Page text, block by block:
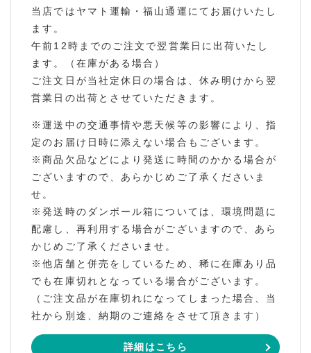
当店ではヤマト運輸・福山通運にてお届けいたし
ます。
午前12時までのご注文で翌営業日に出荷いたし
ます。（在庫がある場合）
ご注文日が当社定休日の場合は、休み明けから翌
営業日の出荷とさせていただきます。
※運送中の交通事情や悪天候等の影響により、指
定のお届け日時に添えない場合もございます。
※商品欠品などにより発送に時間のかかる場合が
ございますので、あらかじめご了承くださいま
せ。
※発送時のダンボール箱については、環境問題に
配慮し、再利用する場合がございますので、あら
かじめご了承くださいませ。
※他店舗と併売をしているため、稀に在庫あり品
でも在庫切れとなっている場合がございます。
（ご注文品が在庫切れになってしまった場合、当
社から別途、納期のご連絡をさせて頂きます）
詳細はこちら